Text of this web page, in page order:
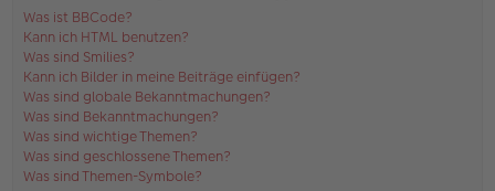
Was ist BBCode?
Kann ich HTML benutzen?
Was sind Smilies?
Kann ich Bilder in meine Beiträge einfügen?
Was sind globale Bekanntmachungen?
Was sind Bekanntmachungen?
Was sind wichtige Themen?
Was sind geschlossene Themen?
Was sind Themen-Symbole?